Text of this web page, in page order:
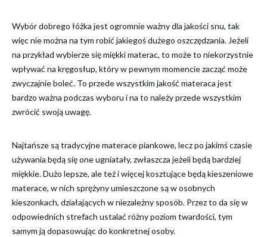
Wybór dobrego łóżka jest ogromnie ważny dla jakości snu, tak
więc nie można na tym robić jakiegoś dużego oszczędzania. Jeżeli
na przykład wybierze się miękki materac, to może to niekorzystnie
wpływać na kręgosłup, który w pewnym momencie zacząć może
zwyczajnie boleć. To przede wszystkim jakość materaca jest
bardzo ważna podczas wyboru i na to należy przede wszystkim
zwrócić swoją uwagę.
Najtańsze są tradycyjne materace piankowe, lecz po jakimś czasie
używania będą się one ugniatały, zwłaszcza jeżeli będą bardziej
miękkie. Dużo lepsze, ale też i więcej kosztujące będą kieszeniowe
materace, w nich sprężyny umieszczone są w osobnych
kieszonkach, działających w niezależny sposób. Przez to da się w
odpowiednich strefach ustalać różny poziom twardości, tym
samym ją dopasowując do konkretnej osoby.